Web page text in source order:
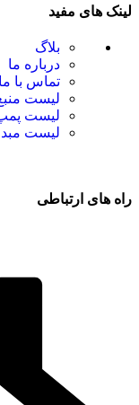
لینک های مفید
بلاگ
درباره ما
تماس با ما
لیست
لیست پمپ
لیست
راه های ارتباطی